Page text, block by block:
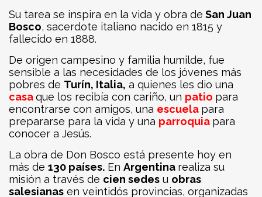
Su tarea se inspira en la vida y obra de San Juan
Bosco, sacerdote italiano nacido en 1815 y
fallecido en 1888.
De origen campesino y familia humilde, fue
sensible a las necesidades de los jóvenes más
pobres de Turín, Italia, a quienes les dio una
casaque los recibía con cariño, un patio para
encontrarse con amigos, una escuela para
prepararse para la vida y una parroquia para
conocer a Jesús.
La obra de Don Bosco está presente hoy en
más de 130 países. En Argentina realiza su
misión a través de cien sedes u obras
salesianas en veintidós provincias, organizadas